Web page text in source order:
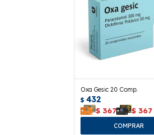
Oxa Gesic 20 Comp.
$ 432
$ 367 $ 367